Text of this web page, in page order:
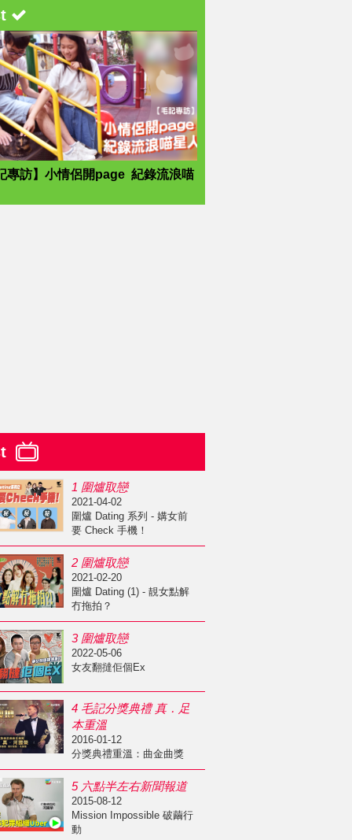
專訪】小情侶開page 紀錄流浪喵
1 圍爐取戀
2021-04-02
圍爐 Dating 系列 - 媾女前
要 Check 手機！
2 圍爐取戀
2021-02-20
圍爐 Dating (1) - 靚女點解
冇拖拍？
3 圍爐取戀
2022-05-06
女友翻撻佢個Ex
4 毛記分獎典禮 真．足
本重溫
2016-01-12
分獎典禮重溫：曲金曲獎
5 六點半左右新聞報道
2015-08-12
Mission Impossible 破繭行
動